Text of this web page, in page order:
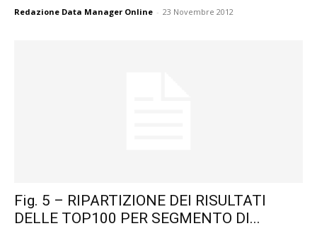
Redazione Data Manager Online - 23 Novembre 2012
Fig. 5 – RIPARTIZIONE DEI RISULTATI
DELLE TOP100 PER SEGMENTO DI...